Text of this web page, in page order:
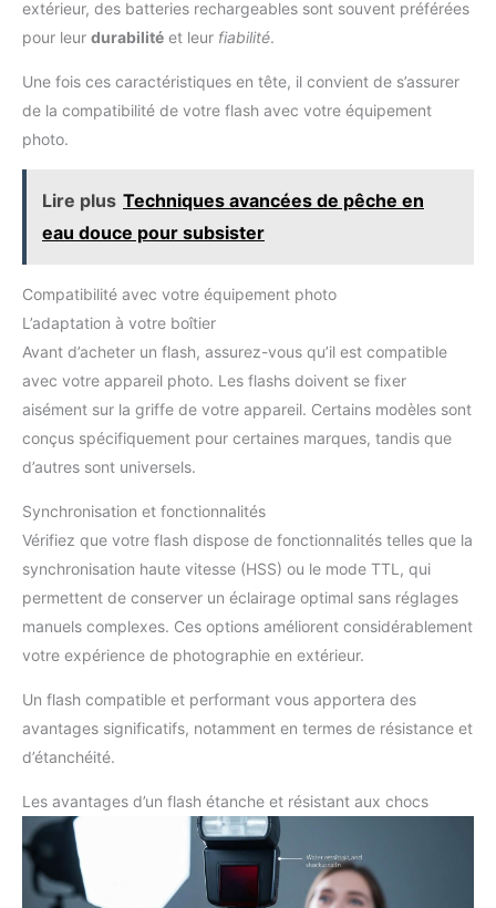
extérieur, des batteries rechargeables sont souvent préférées
pour leur durabilité et leur fiabilité.
Une fois ces caractéristiques en tête, il convient de s’assurer
de la compatibilité de votre flash avec votre équipement
photo.
Lire plus Techniques avancées de pêche en
eau douce pour subsister
Compatibilité avec votre équipement photo
L’adaptation à votre boîtier
Avant d’acheter un flash, assurez-vous qu’il est compatible
avec votre appareil photo. Les flashs doivent se fixer
aisément sur la griffe de votre appareil. Certains modèles sont
conçus spécifiquement pour certaines marques, tandis que
d’autres sont universels.
Synchronisation et fonctionnalités
Vérifiez que votre flash dispose de fonctionnalités telles que la
synchronisation haute vitesse (HSS) ou le mode TTL, qui
permettent de conserver un éclairage optimal sans réglages
manuels complexes. Ces options améliorent considérablement
votre expérience de photographie en extérieur.
Un flash compatible et performant vous apportera des
avantages significatifs, notamment en termes de résistance et
d’étanchéité.
Les avantages d’un flash étanche et résistant aux chocs